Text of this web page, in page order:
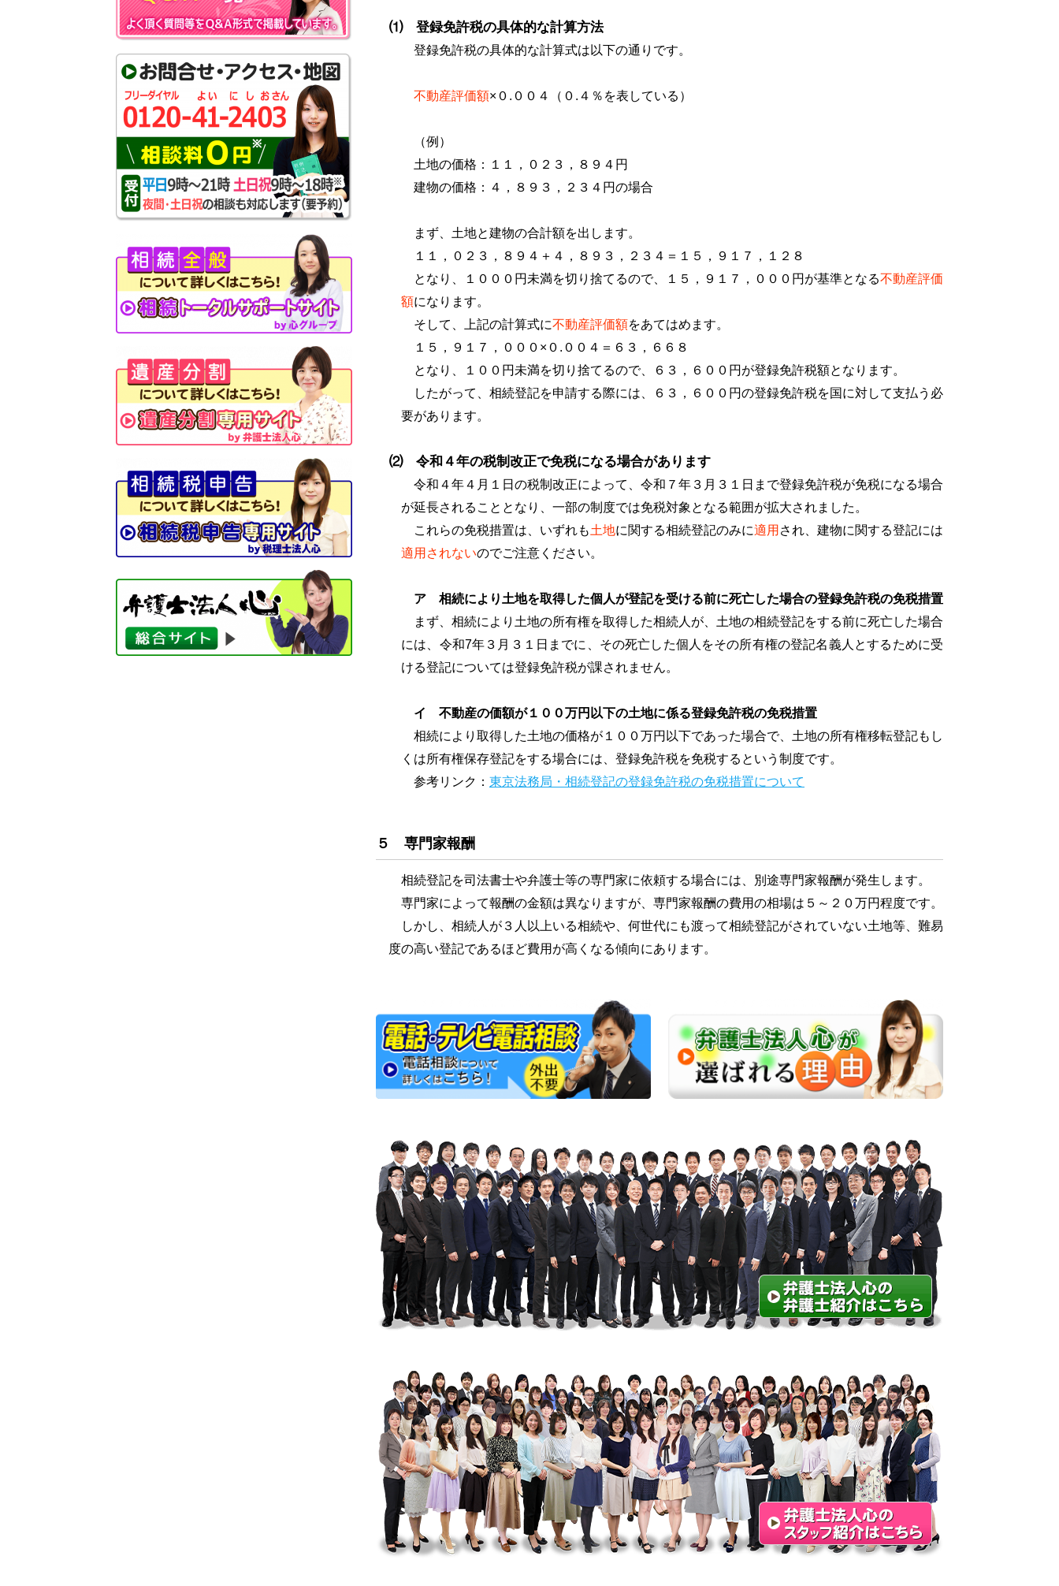
⑴ 登録免許税の具体的な計算方法
登録免許税の具体的な計算式は以下の通りです。
不動産評価額×０.００４（０.４％を表している）
（例）
土地の価格：１１，０２３，８９４円
建物の価格：４，８９３，２３４円の場合
まず、土地と建物の合計額を出します。
１１，０２３，８９４＋４，８９３，２３４＝１５，９１７，１２８
となり、１０００円未満を切り捨てるので、１５，９１７，０００円が基準となる不動産評価
額になります。
そして、上記の計算式に不動産評価額をあてはめます。
１５，９１７，０００×０.００４＝６３，６６８
となり、１００円未満を切り捨てるので、６３，６００円が登録免許税額となります。
したがって、相続登記を申請する際には、６３，６００円の登録免許税を国に対して支払う必
要があります。
⑵ 令和４年の税制改正で免税になる場合があります
令和４年４月１日の税制改正によって、令和７年３月３１日まで登録免許税が免税になる場合
が延長されることとなり、一部の制度では免税対象となる範囲が拡大されました。
これらの免税措置は、いずれも土地に関する相続登記のみに適用 され、建物に関する登記には
適用されないのでご注意ください。
ア 相続により土地を取得した個人が登記を受ける前に死亡した場合の登録免許税の免税措置
まず、相続により土地の所有権を取得した相続人が、土地の相続登記をする前に死亡した場合
には、令和7年３月３１日までに、その死亡した個人をその所有権の登記名義人とするために受
ける登記については登録免許税が課されません。
イ 不動産の価額が１００万円以下の土地に係る登録免許税の免税措置
相続により取得した土地の価格が１００万円以下であった場合で、土地の所有権移転登記もし
くは所有権保存登記をする場合には、登録免許税を免税するという制度です。
参考リンク： 東京法務局・相続登記の登録免許税の免税措置について
５ 専門家報酬
相続登記を司法書士や弁護士等の専門家に依頼する場合には、別途専門家報酬が発生します。
専門家によって報酬の金額は異なりますが、専門家報酬の費用の相場は５～２０万円程度です。
しかし、相続人が３人以上いる相続や、何世代にも渡って相続登記がされていない土地等、難易
度の高い登記であるほど費用が高くなる傾向にあります。